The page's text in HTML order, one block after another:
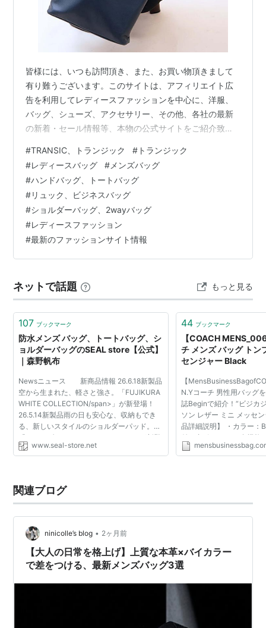
皆様には、いつも訪問頂き、また、お買い物頂きまして
有り難うございます。このサイトは、アフィリエイト広
告を利用してレディースファッションを中心に、洋服、
バッグ、シューズ、アクセサリー、その他、各社の最新
の新着・セール情報等、本物の公式サイトをご紹介致し
でご安心してお楽しみください。また、閲覧中にお気に
入りの商品が有れば、その場でお買い求めることも出来
ますので、どうぞご利用ください。 働く女性に向けたビ
ジネスバッグ。PC収納、ポケット収納、A4収納などビジ
ネス仕様のブリーフケース型バッグ。 トランジックが働
く女性に向けてセレクトするバッグコレクショ…
#TRANSIC、トランジック # トランジック
#レディースバッグ # メンズバッグ
#ハンドバッグ、トートバッグ
#リュック、ビジネスバッグ
#ショルダーバッグ、2wayバッグ
#レディースファッション
#最新のファッションサイト情報
ネットで話題 もっと見る
107 ブックマーク
防水メンズ バッグ、トートバッグ、シ
ョルダーバッグのSEAL store【公式】
｜森野帆布
Newsニュース 新商品情報 26.6.18新製品
空から生まれた、軽さと強さ。「FUJIKURA
WHITE COLLECTION/span>」が新登場！
26.5.14新製品雨の日も安心な、収納もでき
る、新しいスタイルのショルダーパッド。
「ショルダーパッド WATERPROOF」が新登
場！ 26.5.1新製品巻く、掛ける、持ち歩く。
www.seal-store.net
44 ブックマーク
【COACH
チ メンズ バッグ トン
センジャー Black
【
N.Yコーチ 男性用バッグ
誌Beginで紹介！“ビジカ
ソン レザー ミニ メッセ
品詳細説明】 ・カラー：
付き内ポケット ・多機能
話用ポケット／ ペン用ル
関連ブログ
ninicolle’s blog • 2ヶ月前
【大人の日常を格上げ】上質な本革×バイカラー
で差をつける、最新メンズバッグ3選